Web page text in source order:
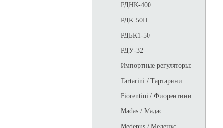
РДНК-400
РДК-50Н
РДБК1-50
РДУ-32
Импортные регуляторы:
Tartarini / Тартарини
Fiorentini / Фиорентини
Madas / Мадас
Medenus / Меденус